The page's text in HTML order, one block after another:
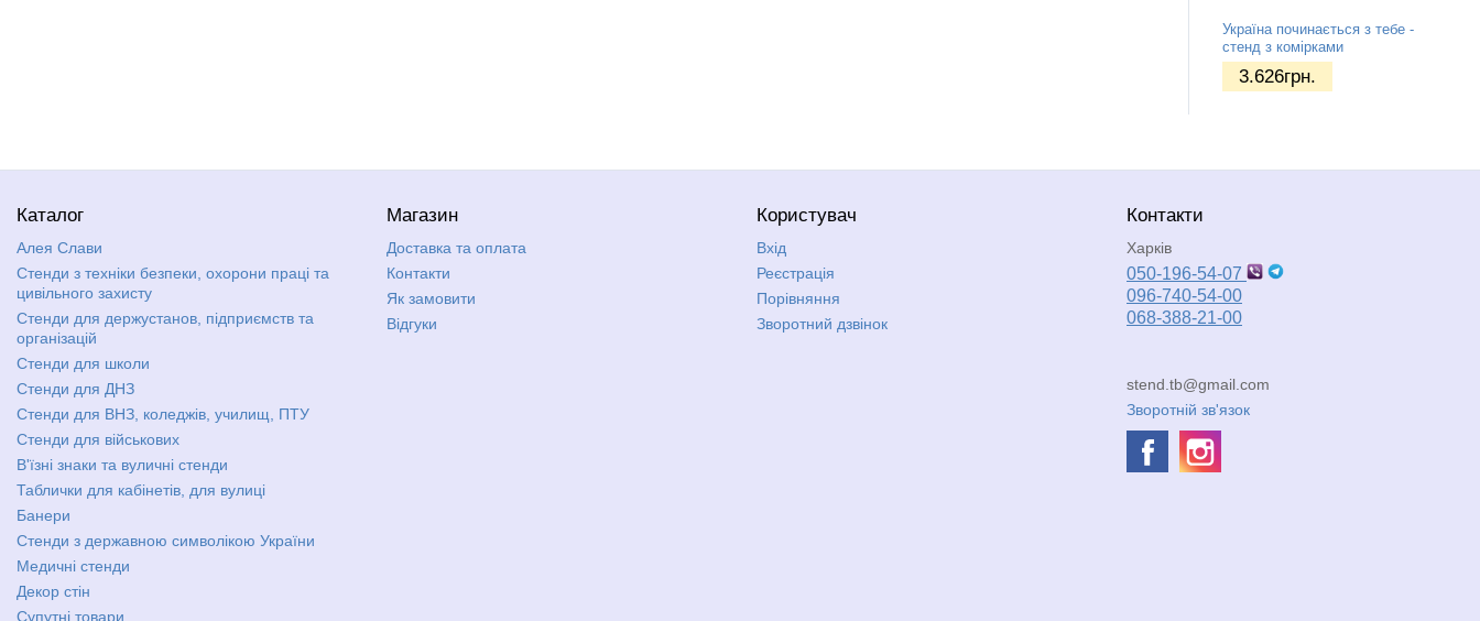
Україна починається з тебе -
стенд з комірками
3.626грн.
Каталог
Алея Слави
Стенди з техніки безпеки, охорони праці та
цивільного захисту
Стенди для держустанов, підприємств та
організацій
Стенди для школи
Стенди для ДНЗ
Стенди для ВНЗ, коледжів, училищ, ПТУ
Стенди для військових
В'їзні знаки та вуличні стенди
Таблички для кабінетів, для вулиці
Банери
Стенди з державною символікою України
Медичні стенди
Декор стін
Супутні товари
Магазин
Доставка та оплата
Контакти
Як замовити
Відгуки
Користувач
Вхід
Реєстрація
Порівняння
Зворотний дзвінок
Контакти
Харків
050-196-54-07
096-740-54-00
068-388-21-00
stend.tb@gmail.com
Зворотній зв'язок